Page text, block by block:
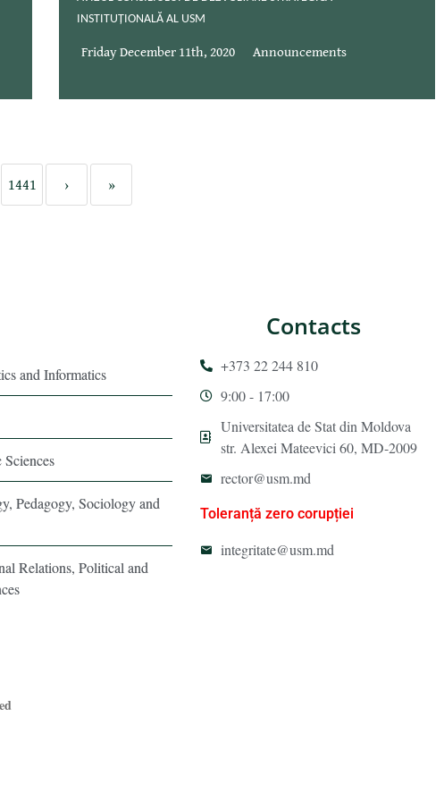
INSTITUȚIONALĂ AL USM
Friday December 11th, 2020 Announcements
1441 › »
and Informatics
Pedagogy, Sociology and
Relations, Political and
Contacts
+373 22 244 810
9:00 - 17:00
Universitatea de Stat din Moldova
str. Alexei Mateevici 60, MD-2009
rector@usm.md
Toleranță zero corupției
integritate@usm.md